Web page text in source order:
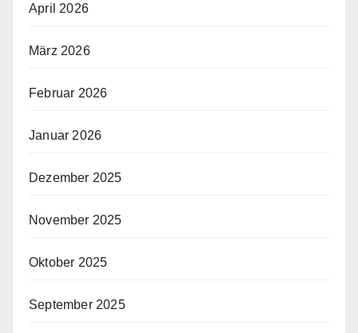
April 2026
März 2026
Februar 2026
Januar 2026
Dezember 2025
November 2025
Oktober 2025
September 2025